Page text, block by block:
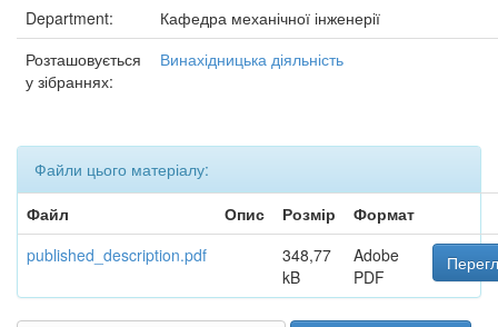
Department:
Кафедра механічної інженерії
Розташовується
у зібраннях:
Винахідницька діяльність
Файли цього матеріалу:
Файл
Опис Розмір
Формат
published_description.pdf
348,77
kB
Adobe
PDF